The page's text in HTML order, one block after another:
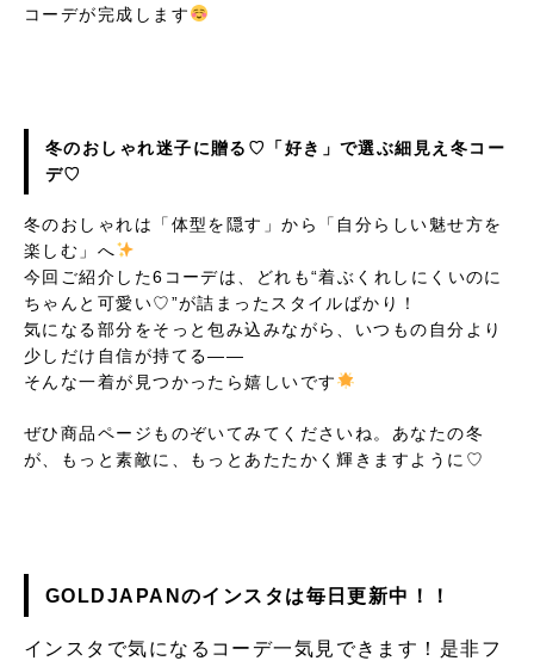
コーデが完成します
冬のおしゃれ迷子に贈る♡「好き」で選ぶ細見え冬コー
デ♡
冬のおしゃれは「体型を隠す」から「自分らしい魅せ方を
楽しむ」へ
今回ご紹介した6コーデは、どれも“着ぶくれしにくいのに
ちゃんと可愛い♡”が詰まったスタイルばかり！
気になる部分をそっと包み込みながら、いつもの自分より
少しだけ自信が持てる――
そんな一着が見つかったら嬉しいです
ぜひ商品ページものぞいてみてくださいね。あなたの冬
が、もっと素敵に、もっとあたたかく輝きますように♡
GOLDJAPANのインスタは毎日更新中！！
インスタで気になるコーデ一気見できます！是非フ